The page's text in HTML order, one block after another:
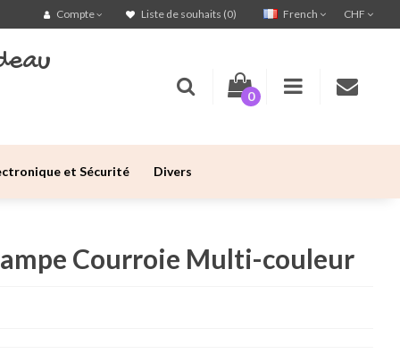
CHF
French
Compte Liste de souhaits (0)
0
et Sécurité Divers
Courroie Multi-couleur